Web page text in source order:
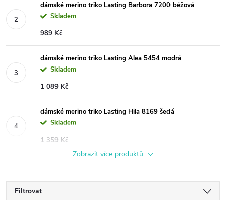
dámské merino triko Lasting Barbora 7200 béžová
Skladem
989 Kč
dámské merino triko Lasting Alea 5454 modrá
Skladem
1 089 Kč
dámské merino triko Lasting Hila 8169 šedá
Skladem
1 359 Kč
Zobrazit více produktů
Filtrovat